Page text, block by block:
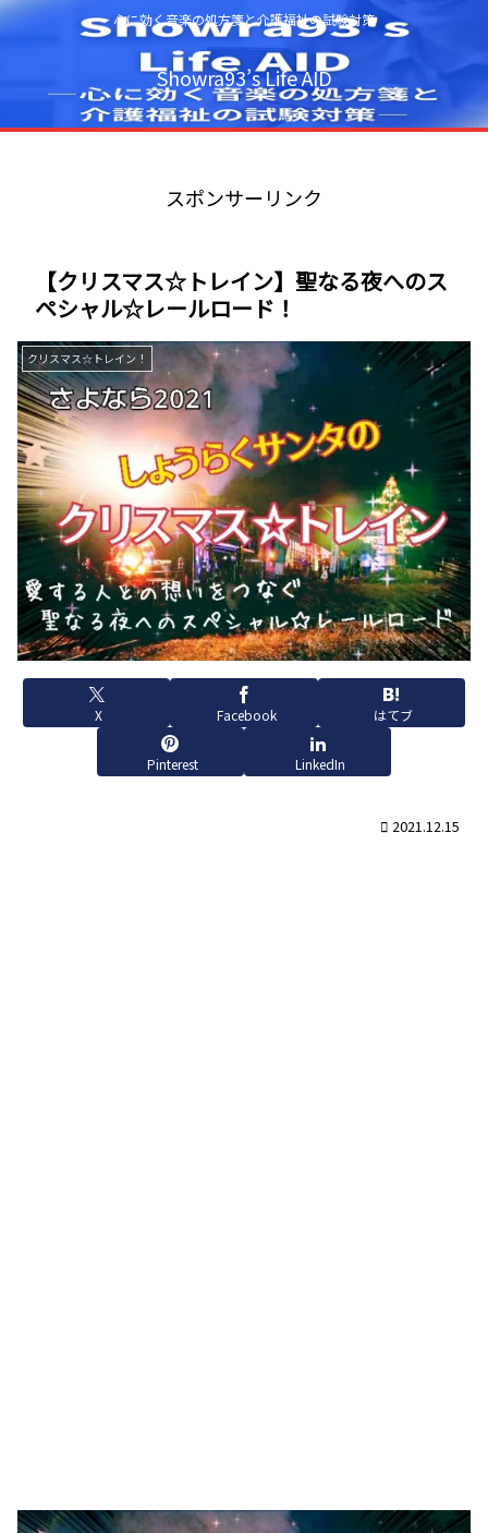
心に効く音楽の処方箋と介護福祉の試験対策
Showra93’s Life AID
スポンサーリンク
【クリスマス☆トレイン】聖なる夜へのス
ペシャル☆レールロード！
クリスマス☆トレイン！
X Facebook はてブ
Pinterest LinkedIn
2021.12.15